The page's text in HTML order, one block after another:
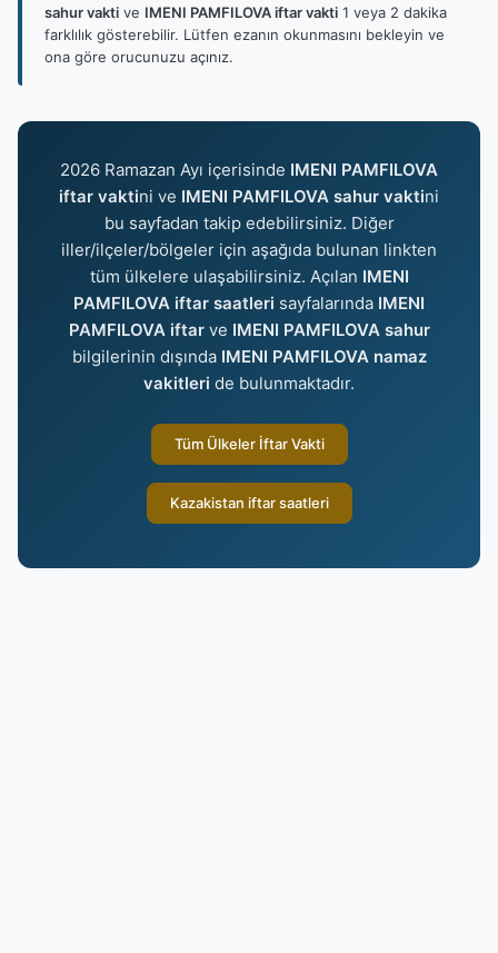
sahur vakti ve IMENI PAMFILOVA iftar vakti 1 veya 2 dakika
farklılık gösterebilir. Lütfen ezanın okunmasını bekleyin ve
ona göre orucunuzu açınız.
2026 Ramazan Ayı içerisinde IMENI PAMFILOVA
iftar vaktini ve IMENI PAMFILOVA sahur vaktini
bu sayfadan takip edebilirsiniz. Diğer
iller/ilçeler/bölgeler için aşağıda bulunan linkten
tüm ülkelere ulaşabilirsiniz. Açılan IMENI
PAMFILOVA iftar saatleri sayfalarında IMENI
PAMFILOVA iftarve IMENI PAMFILOVA sahur
bilgilerinin dışında IMENI PAMFILOVA namaz
vakitleri de bulunmaktadır.
Tüm Ülkeler İftar Vakti
Kazakistan iftar saatleri